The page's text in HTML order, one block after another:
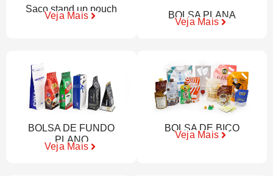
Saco stand up pouch
Veja Mais BOLSA PLANA
Veja Mais
BOLSA DE FUNDO
PLANO
Veja Mais
BOLSA DE BICO
Veja Mais